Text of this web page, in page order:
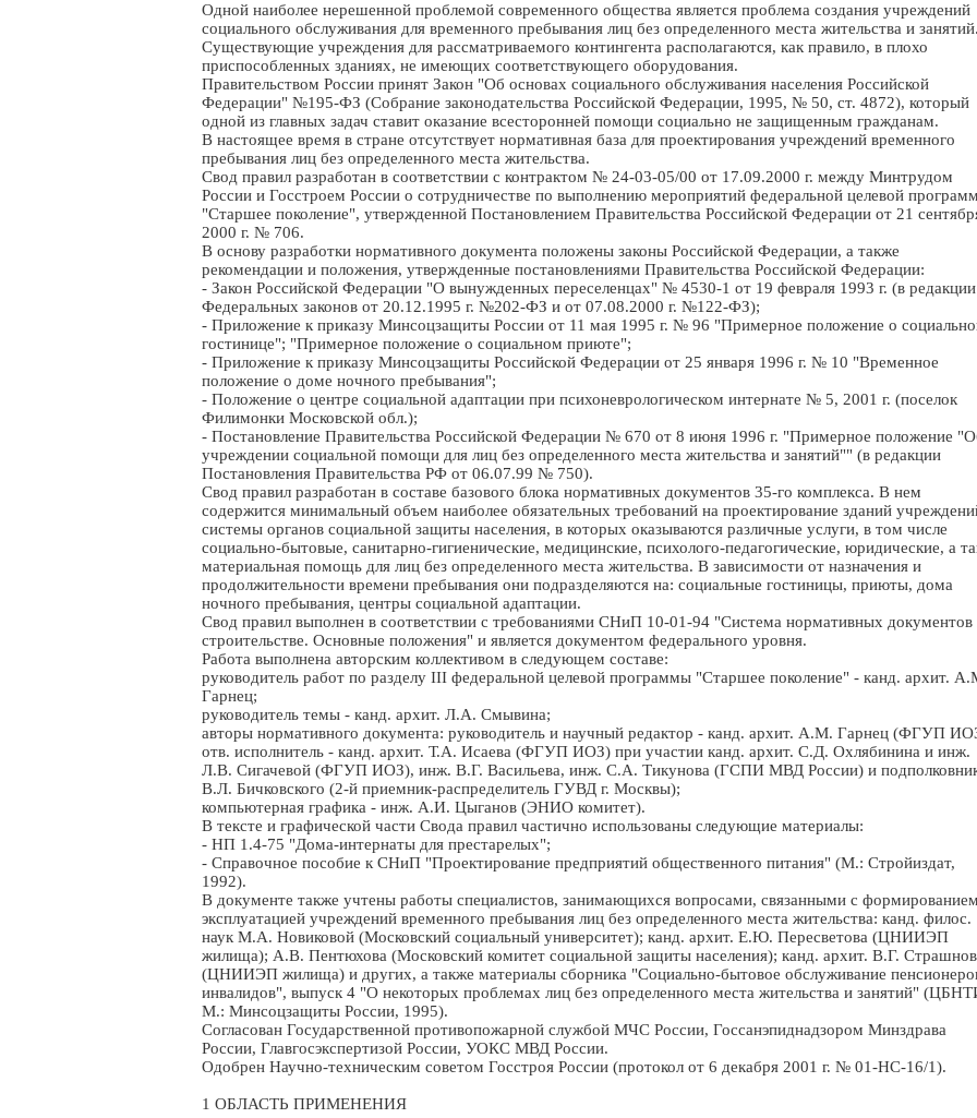
Одной наиболее нерешенной проблемой современного общества является проблема создания учреждений
социального обслуживания для временного пребывания лиц без определенного места жительства и занятий.
Существующие учреждения для рассматриваемого контингента располагаются, как правило, в плохо
приспособленных зданиях, не имеющих соответствующего оборудования.
Правительством России принят Закон "Об основах социального обслуживания населения Российской
Федерации" №195-ФЗ (Собрание законодательства Российской Федерации, 1995, № 50, ст. 4872), который
одной из главных задач ставит оказание всесторонней помощи социально не защищенным гражданам.
В настоящее время в стране отсутствует нормативная база для проектирования учреждений временного
пребывания лиц без определенного места жительства.
Свод правил разработан в соответствии с контрактом № 24-03-05/00 от 17.09.2000 г. между Минтрудом
России и Госстроем России о сотрудничестве по выполнению мероприятий федеральной целевой
"Старшее поколение", утвержденной Постановлением Правительства Российской Федерации от 21
2000 г. № 706.
В основу разработки нормативного документа положены законы Российской Федерации, а также
рекомендации и положения, утвержденные постановлениями Правительства Российской Федерации:
- Закон Российской Федерации "О вынужденных переселенцах" № 4530-1 от 19 февраля 1993 г. (в редакции
Федеральных законов от 20.12.1995 г. №202-ФЗ и от 07.08.2000 г. №122-ФЗ);
- Приложение к приказу Минсоцзащиты России от 11 мая 1995 г. № 96 "Примерное положение о
гостинице"; "Примерное положение о социальном приюте";
- Приложение к приказу Минсоцзащиты Российской Федерации от 25 января 1996 г. № 10 "Временное
положение о доме ночного пребывания";
- Положение о центре социальной адаптации при психоневрологическом интернате № 5, 2001 г. (поселок
Филимонки Московской обл.);
- Постановление Правительства Российской Федерации № 670 от 8 июня 1996 г. "Примерное положение
учреждении социальной помощи для лиц без определенного места жительства и занятий"" (в редакции
Постановления Правительства РФ от 06.07.99 № 750).
Свод правил разработан в составе базового блока нормативных документов 35-го комплекса. В нем
содержится минимальный объем наиболее обязательных требований на проектирование зданий
системы органов социальной защиты населения, в которых оказываются различные услуги, в том числе
социально-бытовые, санитарно-гигиенические, медицинские, психолого-педагогические, юридические, а
материальная помощь для лиц без определенного места жительства. В зависимости от назначения и
продолжительности времени пребывания они подразделяются на: социальные гостиницы, приюты, дома
ночного пребывания, центры социальной адаптации.
Свод правил выполнен в соответствии с требованиями СНиП 10-01-94 "Система нормативных документов
строительстве. Основные положения" и является документом федерального уровня.
Работа выполнена авторским коллективом в следующем составе:
руководитель работ по разделу III федеральной целевой программы "Старшее поколение" - канд. архит.
Гарнец;
руководитель темы - канд. архит. Л.А. Смывина;
авторы нормативного документа: руководитель и научный редактор - канд. архит. A.M. Гарнец (ФГУП
отв. исполнитель - канд. архит. Т.А. Исаева (ФГУП ИОЗ) при участии канд. архит. С.Д. Охлябинина и инж.
Л.В. Сигачевой (ФГУП ИОЗ), инж. В.Г. Васильева, инж. С.А. Тикунова (ГСПИ МВД России) и
В.Л. Бичковского (2-й приемник-распределитель ГУВД г. Москвы);
компьютерная графика - инж. А.И. Цыганов (ЭНИО комитет).
В тексте и графической части Свода правил частично использованы следующие материалы:
- НП 1.4-75 "Дома-интернаты для престарелых";
- Справочное пособие к СНиП "Проектирование предприятий общественного питания" (М.: Стройиздат,
1992).
В документе также учтены работы специалистов, занимающихся вопросами, связанными с
эксплуатацией учреждений временного пребывания лиц без определенного места жительства: канд. филос.
наук М.А. Новиковой (Московский социальный университет); канд. архит. Е.Ю. Пересветова (ЦНИИЭП
жилища); А.В. Пентюхова (Московский комитет социальной защиты населения); канд. архит. В.Г.
(ЦНИИЭП жилища) и других, а также материалы сборника "Социально-бытовое обслуживание
инвалидов", выпуск 4 "О некоторых проблемах лиц без определенного места жительства и занятий"
М.: Минсоцзащиты России, 1995).
Согласован Государственной противопожарной службой МЧС России, Госсанэпиднадзором Минздрава
России, Главгосэкспертизой России, УОКС МВД России.
Одобрен Научно-техническим советом Госстроя России (протокол от 6 декабря 2001 г. № 01-НС-16/1).
1 ОБЛАСТЬ ПРИМЕНЕНИЯ